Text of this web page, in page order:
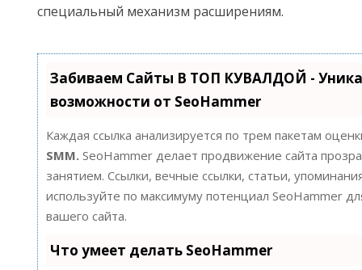
специальный механизм расширениям.
Забиваем Сайты В ТОП КУВАЛДОЙ -
возможности от SeoHammer
Каждая ссылка анализируется по трем пакетам
SMM.SeoHammer делает продвижение сайта
занятием. Ссылки, вечные ссылки, статьи,
используйте по максимуму потенциал SeoHammer
вашего сайта.
Что умеет делать SeoHammer